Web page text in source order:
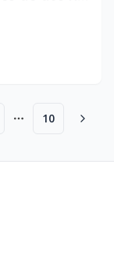
More pages
10